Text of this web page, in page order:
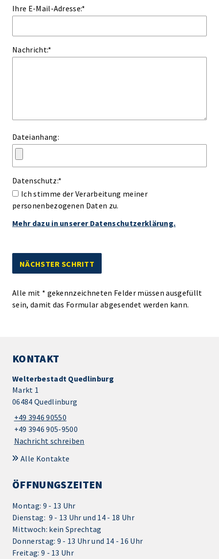
Ihre E-Mail-Adresse:*
Nachricht:*
Dateianhang:
Datenschutz:*
Ich stimme der Verarbeitung meiner
personenbezogenen Daten zu.
Mehr dazu in unserer Datenschutzerklärung.
Alle mit * gekennzeichneten Felder müssen ausgefüllt
sein, damit das Formular abgesendet werden kann.
KONTAKT
Welterbestadt Quedlinburg
Markt 1
06484 Quedlinburg
+49 3946 90550
+49 3946 905-9500
Nachricht schreiben
Alle Kontakte
ÖFFNUNGSZEITEN
Montag: 9 - 13 Uhr
Dienstag: 9 - 13 Uhr und 14 - 18 Uhr
Mittwoch: kein Sprechtag
Donnerstag: 9 - 13 Uhr und 14 - 16 Uhr
Freitag: 9 - 13 Uhr